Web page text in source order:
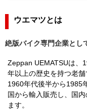
ウエマツとは
絶版バイク専門企業とし
Zeppan UEMATSUは、
年以上の歴史を持つ老舗
1960年代後半から1985
国から輸入販売し、国
ます。